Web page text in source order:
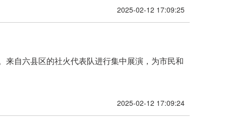
2025-02-12 17:09:25
来自六县区的社火代表队进行集中展演，为市民和
2025-02-12 17:09:24